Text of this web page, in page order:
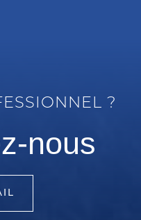
?
nous